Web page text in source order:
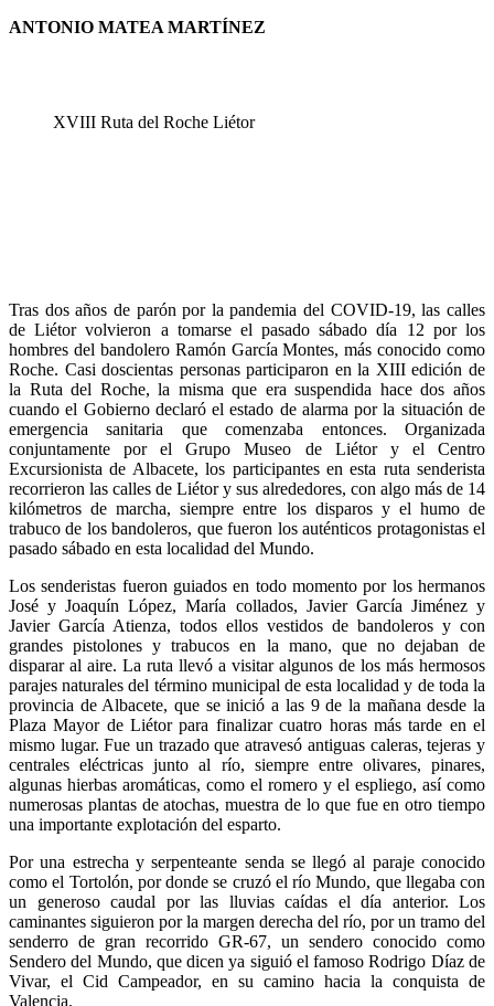
ANTONIO MATEA MARTÍNEZ
XVIII Ruta del Roche Liétor
Tras dos años de parón por la pandemia del COVID-19, las calles
de Liétor volvieron a tomarse el pasado sábado día 12 por los
hombres del bandolero Ramón García Montes, más conocido como
Roche. Casi doscientas personas participaron en la XIII edición de
la Ruta del Roche, la misma que era suspendida hace dos años
cuando el Gobierno declaró el estado de alarma por la situación de
emergencia sanitaria que comenzaba entonces. Organizada
conjuntamente por el Grupo Museo de Liétor y el Centro
Excursionista de Albacete, los participantes en esta ruta senderista
recorrieron las calles de Liétor y sus alrededores, con algo más de 14
kilómetros de marcha, siempre entre los disparos y el humo de
trabuco de los bandoleros, que fueron los auténticos protagonistas el
pasado sábado en esta localidad del Mundo.
Los senderistas fueron guiados en todo momento por los hermanos
José y Joaquín López, María collados, Javier García Jiménez y
Javier García Atienza, todos ellos vestidos de bandoleros y con
grandes pistolones y trabucos en la mano, que no dejaban de
disparar al aire. La ruta llevó a visitar algunos de los más hermosos
parajes naturales del término municipal de esta localidad y de toda la
provincia de Albacete, que se inició a las 9 de la mañana desde la
Plaza Mayor de Liétor para finalizar cuatro horas más tarde en el
mismo lugar. Fue un trazado que atravesó antiguas caleras, tejeras y
centrales eléctricas junto al río, siempre entre olivares, pinares,
algunas hierbas aromáticas, como el romero y el espliego, así como
numerosas plantas de atochas, muestra de lo que fue en otro tiempo
una importante explotación del esparto.
Por una estrecha y serpenteante senda se llegó al paraje conocido
como el Tortolón, por donde se cruzó el río Mundo, que llegaba con
un generoso caudal por las lluvias caídas el día anterior. Los
caminantes siguieron por la margen derecha del río, por un tramo del
senderro de gran recorrido GR-67, un sendero conocido como
Sendero del Mundo, que dicen ya siguió el famoso Rodrigo Díaz de
Vivar, el Cid Campeador, en su camino hacia la conquista de
Valencia.